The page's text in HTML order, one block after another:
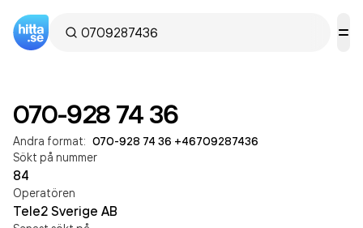
070-928 74 36
Andra format: 070-928 74 36 +46709287436
Sökt på nummer
84
Operatören
Tele2 Sverige AB